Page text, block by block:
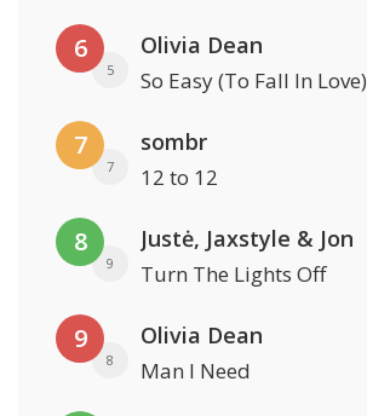
6
5
Olivia Dean
So Easy (To Fall In Love)
7
7
sombr
12 to 12
8
9
Justė, Jaxstyle & Jon
Turn The Lights Off
9
8
Olivia Dean
Man I Need